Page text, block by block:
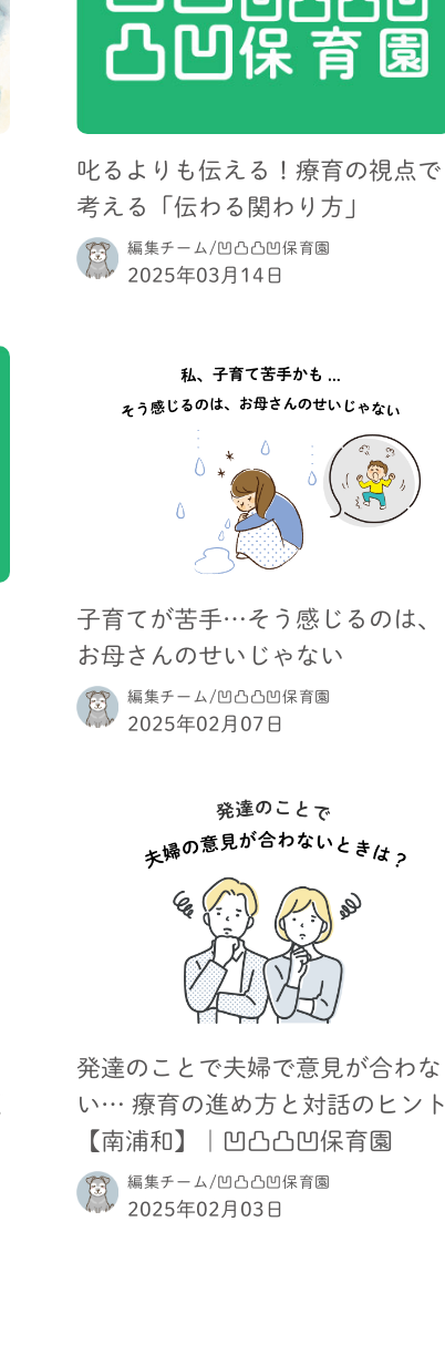
叱るよりも伝える！療育の視点で
考える「伝わる関わり方」
編集チーム/凹凸凸凹保育園
2025年03月14日
子育てが苦手…そう感じるのは、
お母さんのせいじゃない
編集チーム/凹凸凸凹保育園
2025年02月07日
発達のことで夫婦で意見が合わな
い… 療育の進め方と対話のヒント
【南浦和】｜凹凸凸凹保育園
編集チーム/凹凸凸凹保育園
2025年02月03日